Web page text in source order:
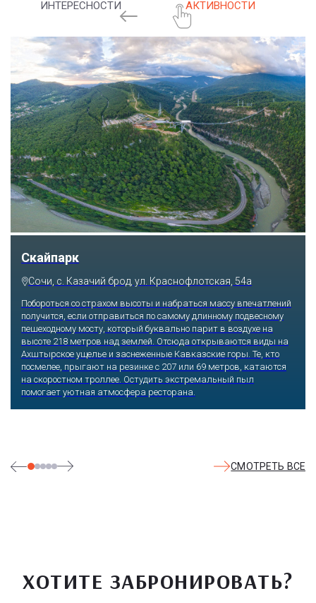
ИНТЕРЕСНОСТИ АКТИВНОСТИ
Скайпарк
Сочи, с. Казачий брод, ул. Краснофлотская, 54а
Побороться со страхом высоты и набраться массу впечатлений
получится, если отправиться по самому длинному подвесному
пешеходному мосту, который буквально парит в воздухе на
высоте 218 метров над землей. Отсюда открываются виды на
Ахштырское ущелье и заснеженные Кавказские горы. Те, кто
посмелее, прыгают на резинке с 207 или 69 метров, катаются
на скоростном троллее. Остудить экстремальный пыл
помогает уютная атмосфера ресторана.
СМОТРЕТЬ ВСЕ
ХОТИТЕ ЗАБРОНИРОВАТЬ?